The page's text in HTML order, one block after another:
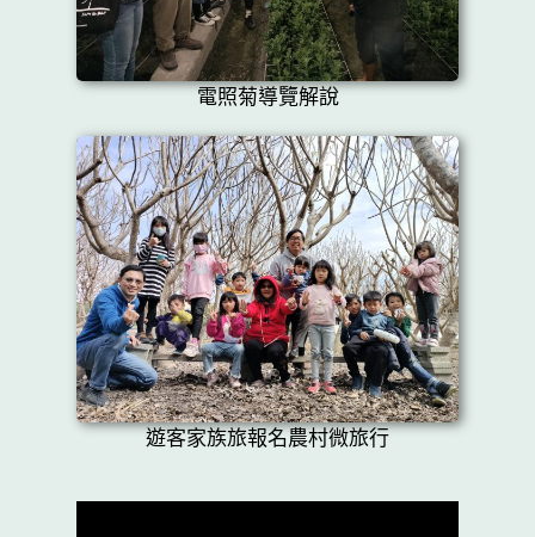
電照菊導覽解說
遊客家族旅報名農村微旅行